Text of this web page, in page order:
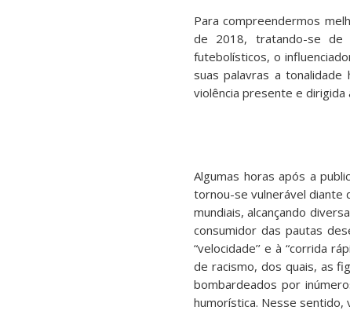
Para compreendermos
de 2018, tratando-se de
futebolísticos, o
suas palavras a
violência presente e
Algumas horas após a
tornou-se vulnerável diante
mundiais, alcançando
consumidor das pautas
“velocidade’’ e à “corrida
de racismo, dos quais, as
bombardeados por
humorística. Nesse sentido,